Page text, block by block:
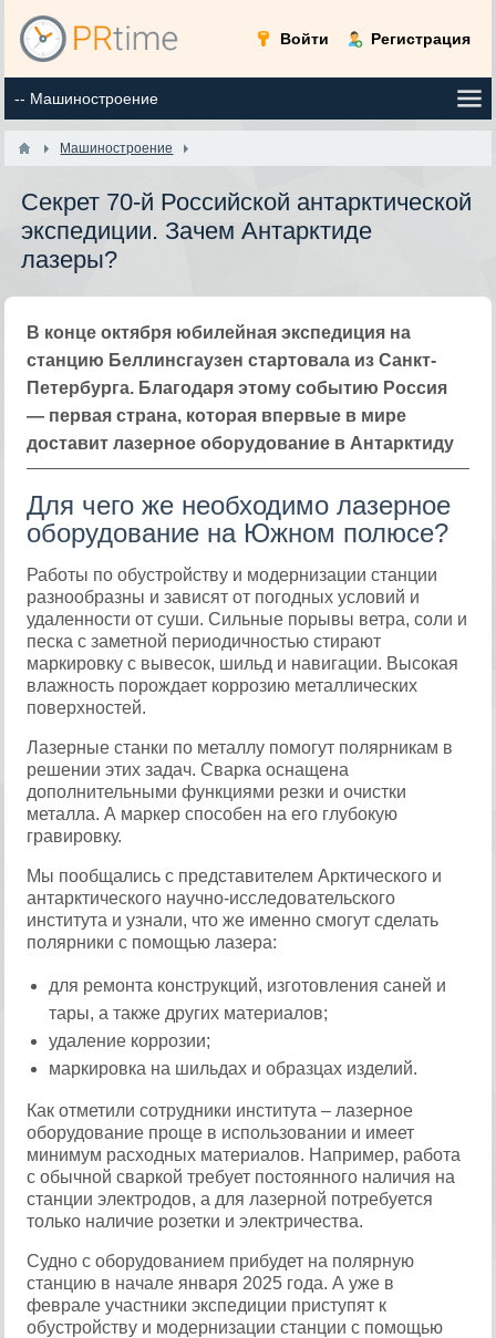
Войти Регистрация
Машиностроение
Секрет 70-й Российской антарктической
экспедиции. Зачем Антарктиде
лазеры?
В конце октября юбилейная экспедиция на
станцию Беллинсгаузен стартовала из Санкт-
Петербурга. Благодаря этому событию Россия
— первая страна, которая впервые в мире
доставит лазерное оборудование в Антарктиду
Для чего же необходимо лазерное
оборудование на Южном полюсе?
Работы по обустройству и модернизации станции
разнообразны и зависят от погодных условий и
удаленности от суши. Сильные порывы ветра, соли и
песка с заметной периодичностью стирают
маркировку с вывесок, шильд и навигации. Высокая
влажность порождает коррозию металлических
поверхностей.
Лазерные станки по металлу помогут полярникам в
решении этих задач. Сварка оснащена
дополнительными функциями резки и очистки
металла. А маркер способен на его глубокую
гравировку.
Мы пообщались с представителем Арктического и
антарктического научно-исследовательского
института и узнали, что же именно смогут сделать
полярники с помощью лазера:
для ремонта конструкций, изготовления саней и
тары, а также других материалов;
удаление коррозии;
маркировка на шильдах и образцах изделий.
Как отметили сотрудники института – лазерное
оборудование проще в использовании и имеет
минимум расходных материалов. Например, работа
с обычной сваркой требует постоянного наличия на
станции электродов, а для лазерной потребуется
только наличие розетки и электричества.
Судно с оборудованием прибудет на полярную
станцию в начале января 2025 года. А уже в
феврале участники экспедиции приступят к
обустройству и модернизации станции с помощью